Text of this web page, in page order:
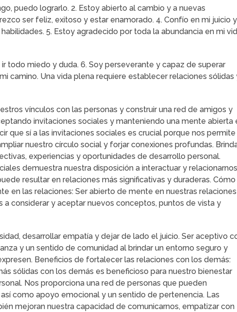
puedo lograrlo. 2. Estoy abierto al cambio y a nuevas
ser feliz, exitoso y estar enamorado. 4. Confío en mi juicio y
5. Estoy agradecido por toda la abundancia en mi
todo miedo y duda. 6. Soy perseverante y capaz de superar
camino. Una vida plena requiere establecer relaciones sólidas
vínculos con las personas y construir una red de amigos y
invitaciones sociales y manteniendo una mente abierta
que sí a las invitaciones sociales es crucial porque nos permite
nuestro círculo social y forjar conexiones profundas.
experiencias y oportunidades de desarrollo personal.
demuestra nuestra disposición a interactuar y relacionarnos
resultar en relaciones más significativas y duraderas. Cómo
en las relaciones: Ser abierto de mente en nuestras relaciones
a considerar y aceptar nuevos conceptos, puntos de vista y
desarrollar empatía y dejar de lado el juicio. Ser aceptivo
y un sentido de comunidad al brindar un entorno seguro y
Beneficios de fortalecer las relaciones con los demás:
sólidas con los demás es beneficioso para nuestro bienestar
Nos proporciona una red de personas que pueden
como apoyo emocional y un sentido de pertenencia. Las
mejoran nuestra capacidad de comunicarnos, empatizar con